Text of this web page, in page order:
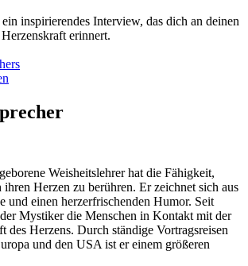
inspirierendes Interview, das dich an deinen
erinnert.
Weisheitslehrer hat die Fähigkeit,
Herzen zu berühren. Er zeichnet sich aus
und einen herzerfrischenden Humor. Seit
Mystiker die Menschen in Kontakt mit der
des Herzens. Durch ständige Vortragsreisen
und den USA ist er einem größeren